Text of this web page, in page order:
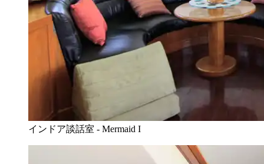
インドア談話室 - Mermaid I